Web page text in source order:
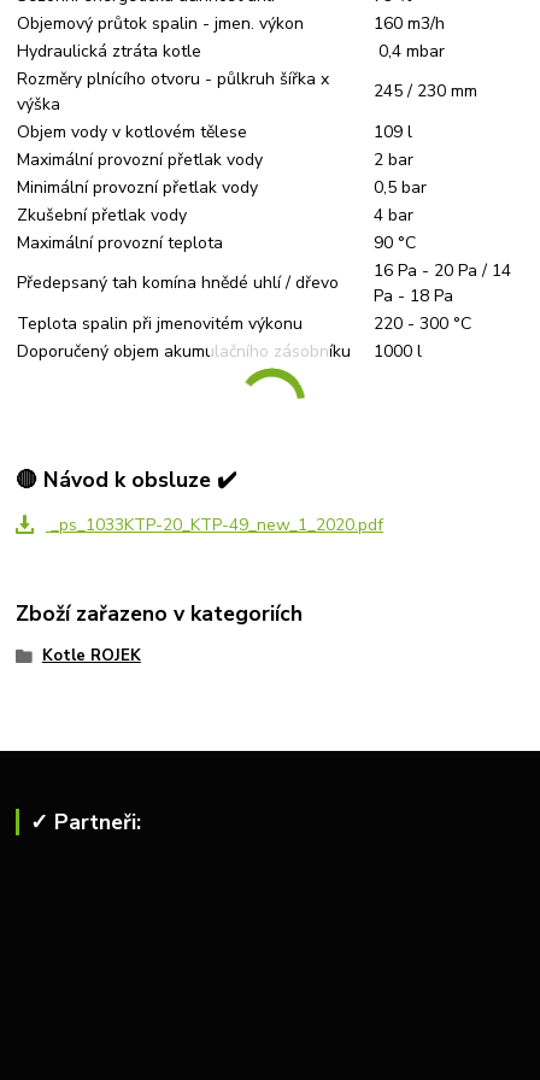
Objemový průtok spalin - jmen. výkon
160 m3/h
Hydraulická ztráta kotle
0,4 mbar
Rozměry plnícího otvoru - půlkruh šířka x
výška
245 / 230 mm
Objem vody v kotlovém tělese
109 l
Maximální provozní přetlak vody
2 bar
Minimální provozní přetlak vody
0,5 bar
Zkušební přetlak vody
4 bar
Maximální provozní teplota
90 °C
Předepsaný tah komína hnědé uhlí / dřevo
16 Pa - 20 Pa / 14
Pa - 18 Pa
Teplota spalin při jmenovitém výkonu
220 - 300 °C
Doporučený objem akumulačního zásobníku
1000 l
🔴 Návod k obsluze ✔️
_ps_1033KTP-20_KTP-49_new_1_2020.pdf
Zboží zařazeno v kategoriích
Kotle ROJEK
✓ Partneři: